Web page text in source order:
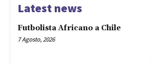
Latest news
Futbolista Africano a Chile
7 Agosto, 2026